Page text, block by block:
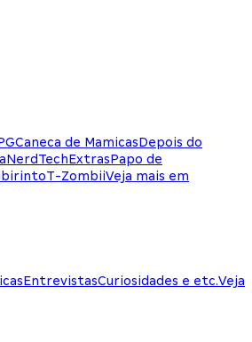
Caneca de MamicasDepois do
NerdTechExtrasPapo de
T-ZombiiVeja mais em
EntrevistasCuriosidades e etc.Veja